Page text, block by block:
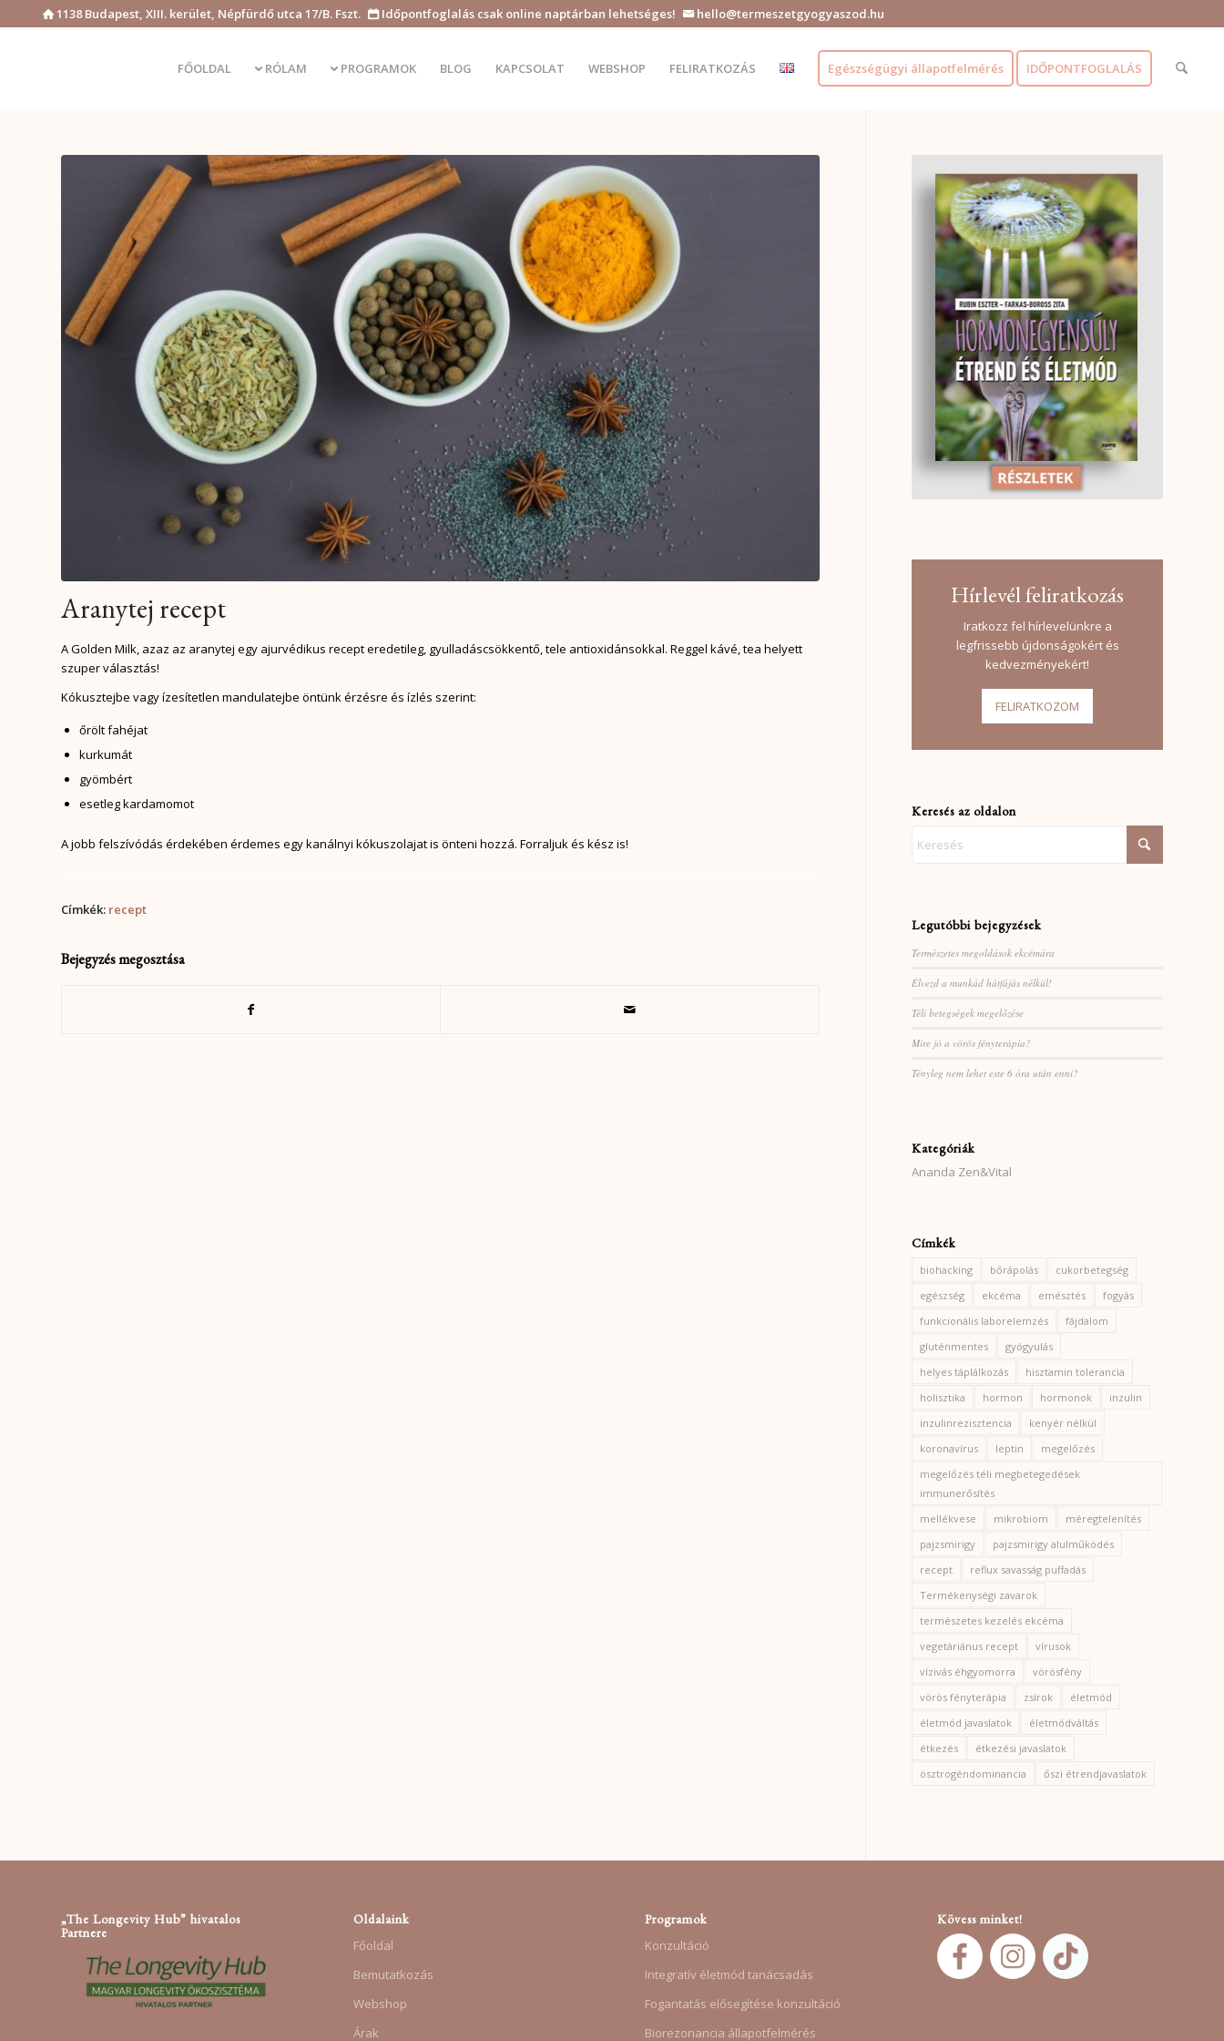
 1138 Budapest, XIII. kerület, Népfürdő utca 17/B. Fszt.  Időpontfoglalás csak online naptárban lehetséges!  hello@termeszetgyogyaszod.hu
FŐOLDAL RÓLAM PROGRAMOK BLOG KAPCSOLAT WEBSHOP FELIRATKOZÁS Egészségügyi állapotfelmérés IDŐPONTFOGLALÁS
Aranytej recept
A Golden Milk, azaz az aranytej egy ajurvédikus recept eredetileg, gyulladáscsökkentő, tele antioxidánsokkal. Reggel kávé, tea helyett
szuper választás!
Kókusztejbe vagy ízesítetlen mandulatejbe öntünk érzésre és ízlés szerint:
őrölt fahéjat
kurkumát
gyömbért
esetleg kardamomot
A jobb felszívódás érdekében érdemes egy kanálnyi kókuszolajat is önteni hozzá. Forraljuk és kész is!
recept
Bejegyzés megosztása
Hírlevél feliratkozás
Iratkozz fel hírlevelünkre a
legfrissebb újdonságokért és
kedvezményekért!
FELIRATKOZOM
Keresés az oldalon
Legutóbbi bejegyzések
Természetes megoldások ekcémára
Élvezd a munkád hátfájás nélkül!
Téli betegségek megelőzése
Mire jó a vörös fényterápia?
Tényleg nem lehet este 6 óra után enni?
Kategóriák
Ananda Zen&Vital
Címkék
biohacking bőrápolás
cukorbetegség
egészség
ekcéma emésztés
fogyás
funkcionális laborelemzés
fájdalom
gluténmentes
gyógyulás
helyes táplálkozás
hisztamin tolerancia
holisztika
hormon hormonok
inzulin
inzulinrezisztencia
kenyér nélkül
koronavírus
leptin
megelőzés
megelőzés téli megbetegedések
immunerősítés
mellékvese
mikrobiom
méregtelenítés
pajzsmirigy
pajzsmirigy alulműködés
recept
reflux savasság puffadás
Termékenységi zavarok
természetes kezelés ekcéma
vegetáriánus recept
vírusok
vízivás éhgyomorra
vörösfény
vörös fényterápia
zsírok
életmód
életmód javaslatok
életmódváltás
étkezés
étkezési javaslatok
ösztrogéndominancia
őszi étrendjavaslatok
„The Longevity Hub” hivatalos
Partnere
Oldalaink
Főoldal
Bemutatkozás
Webshop
Árak
Programok
Konzultáció
Integratív életmód tanácsadás
Fogantatás elősegítése konzultáció
Biorezonancia állapotfelmérés
Kövess minket!